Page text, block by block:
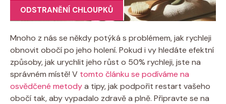
ODSTRANĚNÍ CHLOUPKŮ
Mnoho z nás se někdy potýká s problémem, jak rychleji
obnovit obočí po jeho holení. Pokud i vy hledáte efektní
způsoby, jak urychlit jeho růst o 50% rychleji, jste na
správném místě! V tomto článku se podíváme na
osvědčené metodya tipy, jak podpořit restart vašeho
obočí tak, aby vypadalo zdravě a plně. Připravte se na